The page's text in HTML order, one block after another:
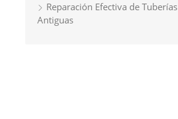
Reparación Efectiva de Tuberías
Antiguas